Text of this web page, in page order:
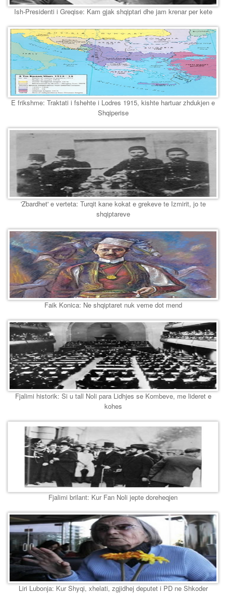
Ish-Presidenti i Greqise: Kam gjak shqiptari dhe jam krenar per kete
E frikshme: Traktati i fshehte i Lodres 1915, kishte hartuar zhdukjen e
Shqiperise
'Zbardhet' e verteta: Turqit kane kokat e grekeve te Izmirit, jo te
shqiptareve
Faik Konica: Ne shqiptaret nuk veme dot mend
Fjalimi historik: Si u tall Noli para Lidhjes se Kombeve, me lideret e
kohes
Fjalimi brilant: Kur Fan Noli jepte doreheqjen
Liri Lubonja: Kur Shyqi, xhelati, zgjidhej deputet i PD ne Shkoder